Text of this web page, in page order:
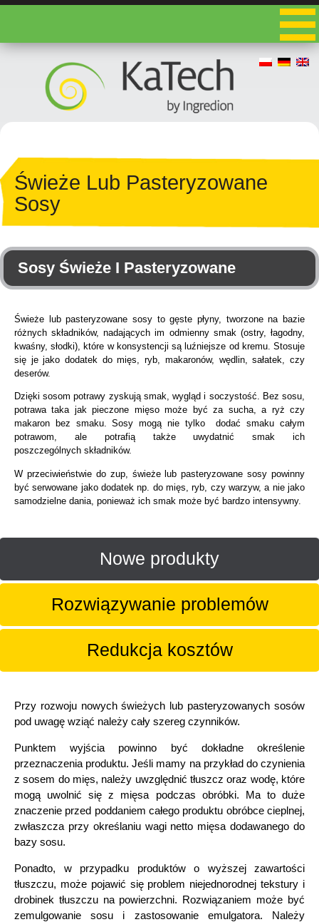
Świeże Lub Pasteryzowane
Sosy
Sosy Świeże I Pasteryzowane
Świeże lub pasteryzowane sosy to gęste płyny, tworzone na bazie
różnych składników, nadających im odmienny smak (ostry, łagodny,
kwaśny, słodki), które w konsystencji są luźniejsze od kremu. Stosuje
się je jako dodatek do mięs, ryb, makaronów, wędlin, sałatek, czy
deserów.
Dzięki sosom potrawy zyskują smak, wygląd i soczystość. Bez sosu,
potrawa taka jak pieczone mięso może być za sucha, a ryż czy
makaron bez smaku. Sosy mogą nie tylko dodać smaku całym
potrawom, ale potrafią także uwydatnić smak ich
poszczególnych składników.
W przeciwieństwie do zup, świeże lub pasteryzowane sosy powinny
być serwowane jako dodatek np. do mięs, ryb, czy warzyw, a nie jako
samodzielne dania, ponieważ ich smak może być bardzo intensywny.
Nowe produkty
Rozwiązywanie problemów
Redukcja kosztów
Przy rozwoju nowych świeżych lub pasteryzowanych sosów
pod uwagę wziąć należy cały szereg czynników.
Punktem wyjścia powinno być dokładne określenie
przeznaczenia produktu. Jeśli mamy na przykład do czynienia
z sosem do mięs, należy uwzględnić tłuszcz oraz wodę, które
mogą uwolnić się z mięsa podczas obróbki. Ma to duże
znaczenie przed poddaniem całego produktu obróbce cieplnej,
zwłaszcza przy określaniu wagi netto mięsa dodawanego do
bazy sosu.
Ponadto, w przypadku produktów o wyższej zawartości
tłuszczu, może pojawić się problem niejednorodnej tekstury i
drobinek tłuszczu na powierzchni. Rozwiązaniem może być
zemulgowanie sosu i zastosowanie emulgatora. Należy